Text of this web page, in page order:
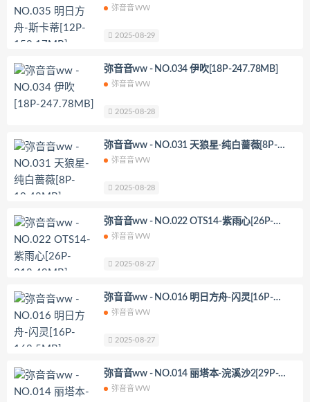
158.17MB]
弥音音WW
2025-08-29
弥音音ww - NO.034 伊吹[18P-247.78MB]
弥音音WW
2025-08-28
弥音音ww - NO.031 天狼星-纯白蔷薇[8P-
10.48MB]
弥音音WW
2025-08-28
弥音音ww - NO.022 OTS14-紫雨心[26P-
318.49MB]
弥音音WW
2025-08-27
弥音音ww - NO.016 明日方舟-闪灵[16P-
162.5MB]
弥音音WW
2025-08-27
弥音音ww - NO.014 丽塔本-浣溪沙2[29P-
539.17MB]
弥音音WW